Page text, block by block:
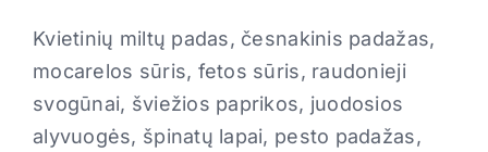
through
17,00 €
Kvietinių miltų padas, česnakinis padažas,
mocarelos sūris, fetos sūris, raudonieji
svogūnai, šviežios paprikos, juodosios
alyvuogės, špinatų lapai, pesto padažas,